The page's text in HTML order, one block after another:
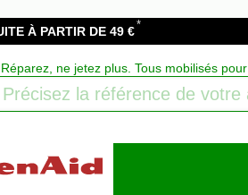
À PARTIR DE 49 €*
Réparez, ne jetez plus. Tous mobilisés